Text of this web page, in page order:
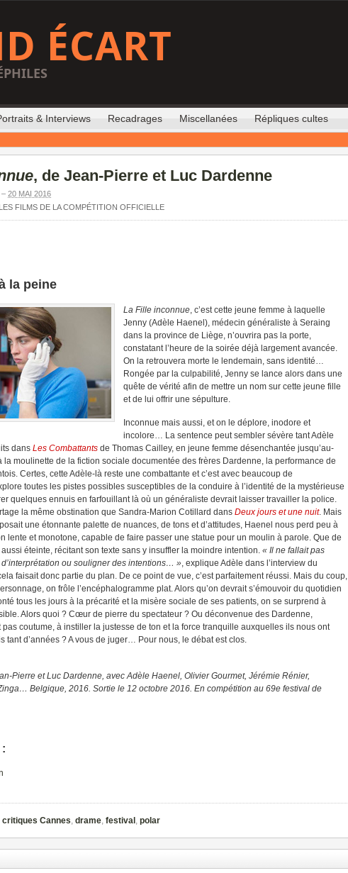
ÉCART
& Interviews Recadrages Miscellanées Répliques cultes
, de Jean-Pierre et Luc Dardenne
– 20 MAI 2016
LES FILMS DE LA COMPÉTITION OFFICIELLE
la peine
La Fille inconnue, c’est cette jeune femme à laquelle
Jenny (Adèle Haenel), médecin généraliste à Seraing
dans la province de Liège, n’ouvrira pas la porte,
constatant l’heure de la soirée déjà largement avancée.
On la retrouvera morte le lendemain, sans identité…
Rongée par la culpabilité, Jenny se lance alors dans une
quête de vérité afin de mettre un nom sur cette jeune fille
et de lui offrir une sépulture.
Inconnue mais aussi, et on le déplore, inodore et
incolore… La sentence peut sembler sévère tant Adèle
dans Les Combattants de Thomas Cailley, en jeune femme désenchantée jusqu’au-
la moulinette de la fiction sociale documentée des frères Dardenne, la performance de
Certes, cette Adèle-là reste une combattante et c’est avec beaucoup de
toutes les pistes possibles susceptibles de la conduire à l’identité de la mystérieuse
quelques ennuis en farfouillant là où un généraliste devrait laisser travailler la police.
la même obstination que Sandra-Marion Cotillard dans Deux jours et une nuit. Mais
une étonnante palette de nuances, de tons et d’attitudes, Haenel nous perd peu à
lente et monotone, capable de faire passer une statue pour un moulin à parole. Que de
aussi éteinte, récitant son texte sans y insuffler la moindre intention. « Il ne fallait pas
ou souligner des intentions… », explique Adèle dans l’interview du
faisait donc partie du plan. De ce point de vue, c’est parfaitement réussi. Mais du coup,
on frôle l’encéphalogramme plat. Alors qu’on devrait s’émouvoir du quotidien
tous les jours à la précarité et la misère sociale de ses patients, on se surprend à
Alors quoi ? Cœur de pierre du spectateur ? Ou déconvenue des Dardenne,
pas coutume, à instiller la justesse de ton et la force tranquille auxquelles ils nous ont
tant d’années ? A vous de juger… Pour nous, le débat est clos.
Pierre et Luc Dardenne, avec Adèle Haenel, Olivier Gourmet, Jérémie Rénier,
Belgique, 2016. Sortie le 12 octobre 2016. En compétition au 69e festival de
critiques Cannes, drame, festival , polar